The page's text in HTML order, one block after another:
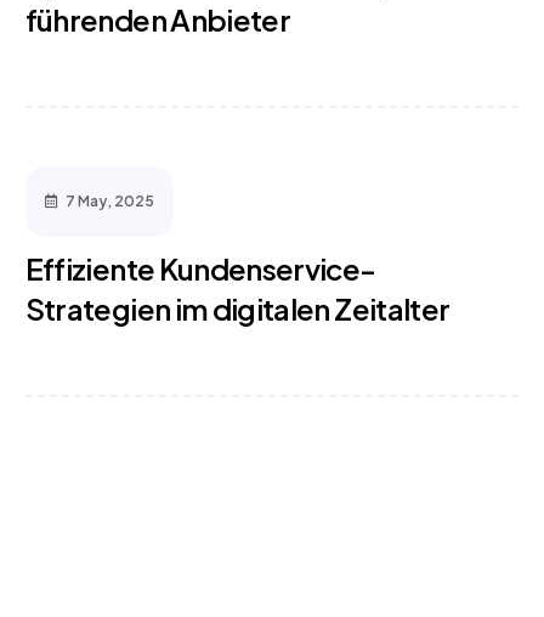
führenden Anbieter
7 May, 2025
Effiziente Kundenservice-
Strategien im digitalen Zeitalter